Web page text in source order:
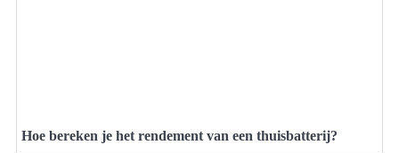
Hoe bereken je het rendement van een thuisbatterij?